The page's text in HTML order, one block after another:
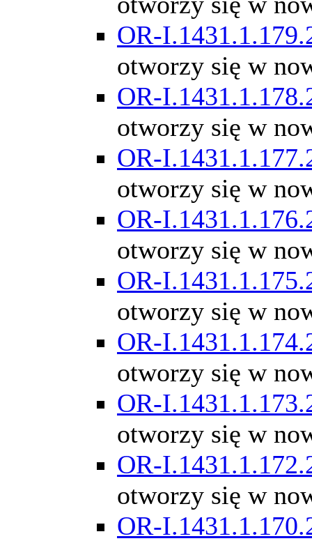
OR-
otworzy się w
OR-
otworzy się w
OR-
otworzy się w
OR-
otworzy się w
OR-
otworzy się w
OR-
otworzy się w
OR-
otworzy się w
OR-
otworzy się w
OR-